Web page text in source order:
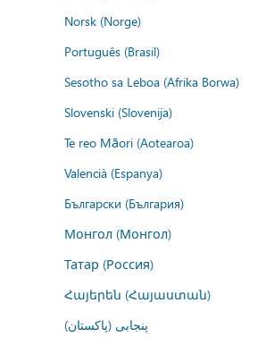
Norsk (Norge)
Português (Brasil)
Sesotho sa Leboa (Afrika Borwa)
Slovenski (Slovenija)
Te reo Māori (Aotearoa)
Valencià (Espanya)
Български (България)
Монгол (Монгол)
Татар (Россия)
Հայերեն (Հայաստան)
پنجابی (پاکستان)